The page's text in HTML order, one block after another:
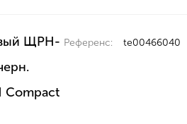
ЩРН-
Compact
Референс: te00466040